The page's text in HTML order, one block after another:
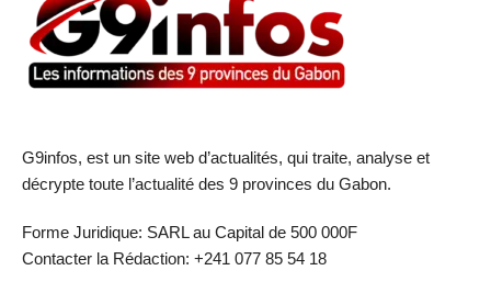
G9infos, est un site web d’actualités, qui traite, analyse et
décrypte toute l’actualité des 9 provinces du Gabon.
Forme Juridique: SARL au Capital de 500 000F
Contacter la Rédaction: +241 077 85 54 18